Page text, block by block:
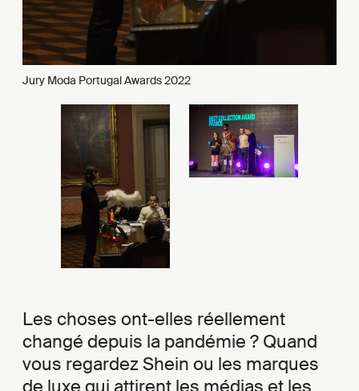
Jury Moda Portugal Awards 2022
Les choses ont-elles réellement
changé depuis la pandémie ? Quand
vous regardez Shein ou les marques